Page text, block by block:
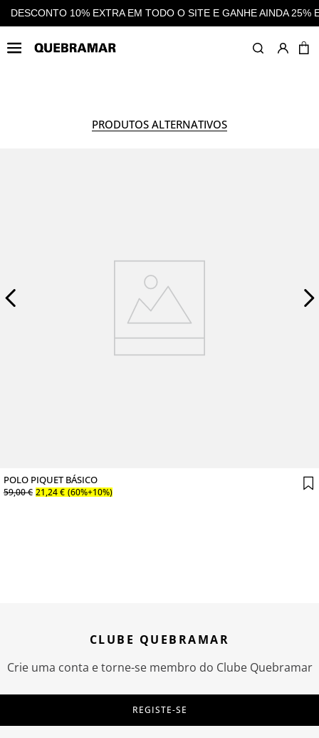
AINDA 25% EM CASHBACK EM TODAS AS COMPRAS
PRODUTOS ALTERNATIVOS
POLO PIQUET BÁSICO
59,00€ 21,24€ (60%+10%)
CLUBE QUEBRAMAR
Crie uma conta e torne-se membro do Clube Quebramar
REGISTE-SE